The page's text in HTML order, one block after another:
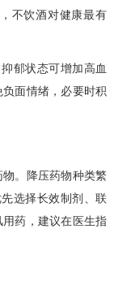
不饮酒对健康最有
郁状态可增加高血
面情绪，必要时积
。降压药物种类繁
选择长效制剂、联
药，建议在医生指